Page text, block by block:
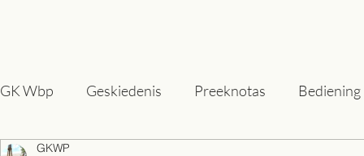
GK Wbp Geskiedenis Preeknotas Bediening
GKWP